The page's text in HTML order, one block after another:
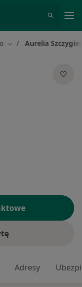
Zmień miasto
Aurelia
Adresy